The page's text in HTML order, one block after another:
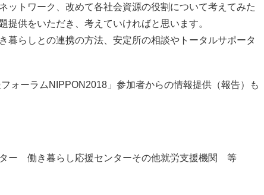
ットワーク、改めて各社会資源の役割について考えてみた
提供をいただき、考えていければと思います。
暮らしとの連携の方法、安定所の相談やトータルサポータ
ォーラムNIPPON2018」参加者からの情報提供（報告）も
ー 働き暮らし応援センターその他就労支援機関 等